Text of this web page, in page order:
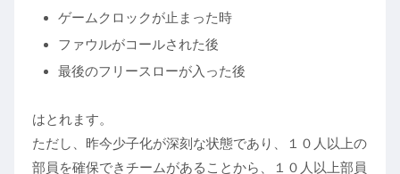
ゲームクロックが止まった時
ファウルがコールされた後
最後のフリースローが入った後
はとれます。
ただし、昨今少子化が深刻な状態であり、１０人以上の
部員を確保できチームがあることから、１０人以上部員